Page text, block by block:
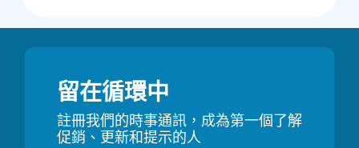
留在循環中
註冊我們的時事通訊，成為第一個了解
促銷、更新和提示的人